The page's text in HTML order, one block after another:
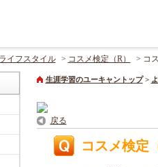
イフスタイル > コスメ検定（R） > コ
生涯学習のユーキャントップ >
戻る
コスメ検定